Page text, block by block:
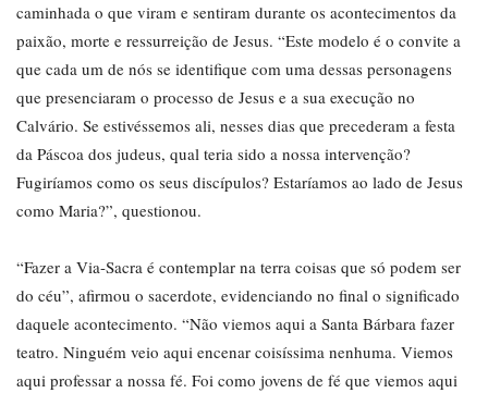
caminhada o que viram e sentiram durante os acontecimentos da
paixão, morte e ressurreição de Jesus. “Este modelo é o convite a
que cada um de nós se identifique com uma dessas personagens
que presenciaram o processo de Jesus e a sua execução no
Calvário. Se estivéssemos ali, nesses dias que precederam a festa
da Páscoa dos judeus, qual teria sido a nossa intervenção?
Fugiríamos como os seus discípulos? Estaríamos ao lado de Jesus
como Maria?”, questionou.
“Fazer a Via-Sacra é contemplar na terra coisas que só podem ser
do céu”, afirmou o sacerdote, evidenciando no final o significado
daquele acontecimento. “Não viemos aqui a Santa Bárbara fazer
teatro. Ninguém veio aqui encenar coisíssima nenhuma. Viemos
aqui professar a nossa fé. Foi como jovens de fé que viemos aqui